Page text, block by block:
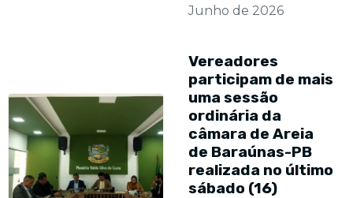
Junho de 2026
Vereadores
participam de mais
uma sessão
ordinária da
câmara de Areia
de Baraúnas-PB
realizada no último
sábado (16)